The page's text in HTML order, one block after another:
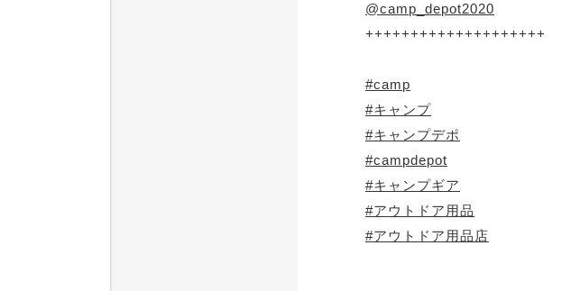
@camp_depot2020
++++++++++++++++++++
#camp
#キャンプ
#キャンプデポ
#campdepot
#キャンプギア
#アウトドア用品
#アウトドア用品店